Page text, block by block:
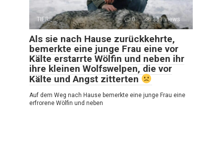
TIERE 0 381 views
Als sie nach Hause zurückkehrte,
bemerkte eine junge Frau eine vor
Kälte erstarrte Wölfin und neben ihr
ihre kleinen Wolfswelpen, die vor
Kälte und Angst zitterten
Auf dem Weg nach Hause bemerkte eine junge Frau eine
erfrorene Wölfin und neben